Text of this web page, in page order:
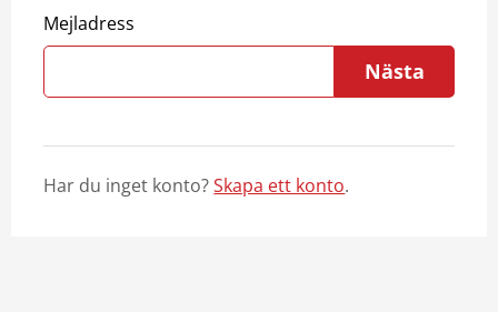
Mejladress
Nästa
Har du inget konto?Skapa ett konto.